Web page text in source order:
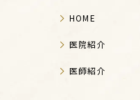
HOME
医院紹介
医師紹介